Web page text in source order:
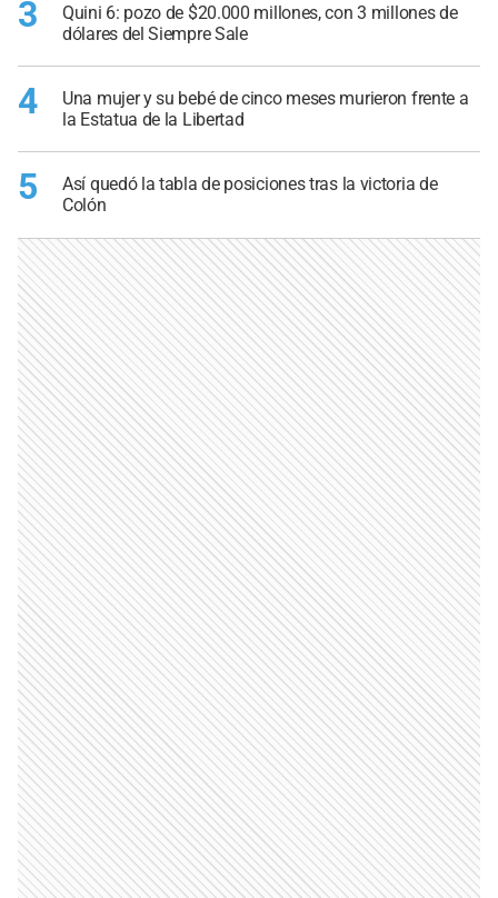
3
Quini 6: pozo de $20.000 millones, con 3 millones de
dólares del Siempre Sale
4
Una mujer y su bebé de cinco meses murieron frente a
la Estatua de la Libertad
5
Así quedó la tabla de posiciones tras la victoria de
Colón